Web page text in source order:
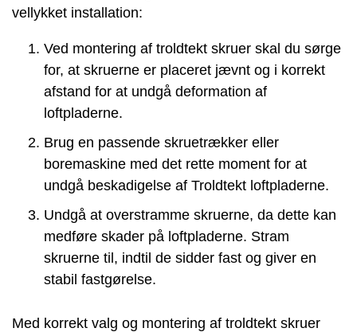
vellykket installation:
Ved montering af troldtekt skruer skal du sørge
for, at skruerne er placeret jævnt og i korrekt
afstand for at undgå deformation af
loftpladerne.
Brug en passende skruetrækker eller
boremaskine med det rette moment for at
undgå beskadigelse af Troldtekt loftpladerne.
Undgå at overstramme skruerne, da dette kan
medføre skader på loftpladerne. Stram
skruerne til, indtil de sidder fast og giver en
stabil fastgørelse.
Med korrekt valg og montering af troldtekt skruer